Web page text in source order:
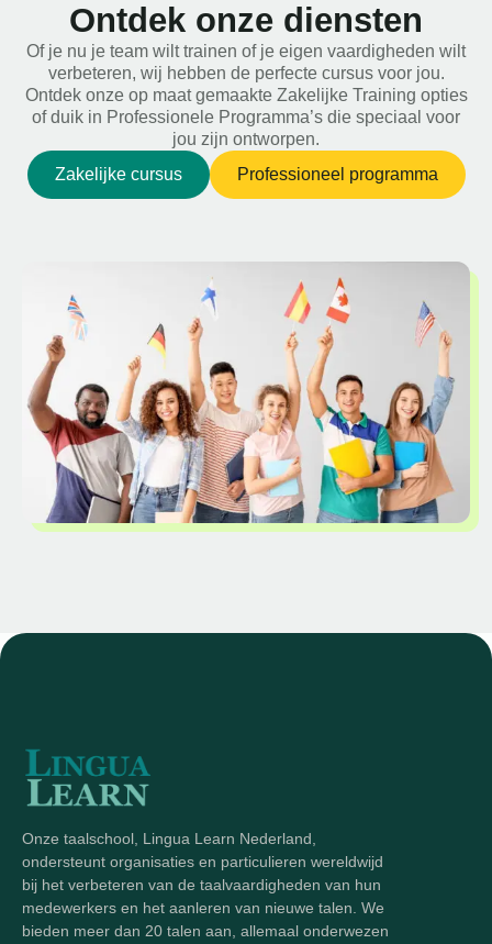
Ontdek onze diensten
Of je nu je team wilt trainen of je eigen vaardigheden wilt
verbeteren, wij hebben de perfecte cursus voor jou.
Ontdek onze op maat gemaakte Zakelijke Training opties
of duik in Professionele Programma’s die speciaal voor
jou zijn ontworpen.
Zakelijke cursus
Professioneel programma
Onze taalschool, Lingua Learn Nederland,
ondersteunt organisaties en particulieren wereldwijd
bij het verbeteren van de taalvaardigheden van hun
medewerkers en het aanleren van nieuwe talen. We
bieden meer dan 20 talen aan, allemaal onderwezen